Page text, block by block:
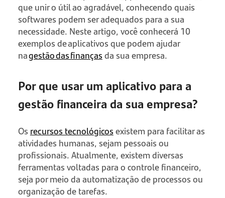
que unir o útil ao agradável, conhecendo quais
softwares podem ser adequados para a sua
necessidade. Neste artigo, você conhecerá 10
exemplos de aplicativos que podem ajudar
nagestão das finançasda sua empresa.
Por que usar um aplicativo para a
gestão financeira da sua empresa?
Os recursos tecnológicosexistem para facilitar as
atividades humanas, sejam pessoais ou
profissionais. Atualmente, existem diversas
ferramentas voltadas para o controle financeiro,
seja por meio da automatização de processos ou
organização de tarefas.